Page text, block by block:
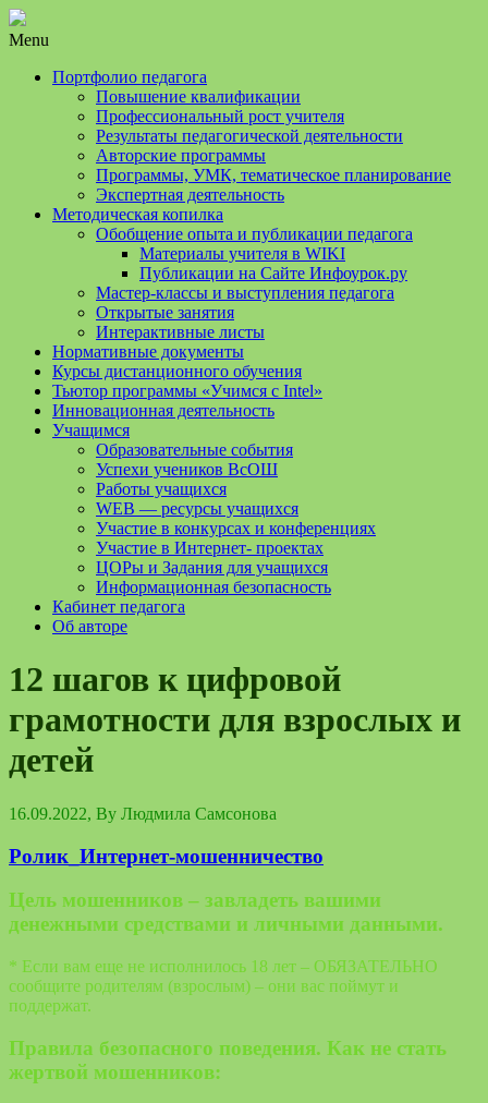
Menu
Портфолио педагога
Повышение квалификации
Профессиональный рост учителя
Результаты педагогической деятельности
Авторские программы
Программы, УМК, тематическое планирование
Экспертная деятельность
Методическая копилка
Обобщение опыта и публикации педагога
Материалы учителя в WIKI
Публикации на Сайте Инфоурок.ру
Мастер-классы и выступления педагога
Открытые занятия
Интерактивные листы
Нормативные документы
Курсы дистанционного обучения
Тьютор программы «Учимся с Intel»
Инновационная деятельность
Учащимся
Образовательные события
Успехи учеников ВсОШ
Работы учащихся
WEB — ресурсы учащихся
Участие в конкурсах и конференциях
Участие в Интернет- проектах
ЦОРы и Задания для учащихся
Информационная безопасность
Кабинет педагога
Об авторе
12 шагов к цифровой
грамотности для взрослых и
детей
16.09.2022, By Людмила Самсонова
Ролик_Интернет-мошенничество
Цель мошенников – завладеть вашими
денежными средствами и личными данными.
* Если вам еще не исполнилось 18 лет – ОБЯЗАТЕЛЬНО
сообщите родителям (взрослым) – они вас поймут и
поддержат.
Правила безопасного поведения. Как не стать
жертвой мошенников: